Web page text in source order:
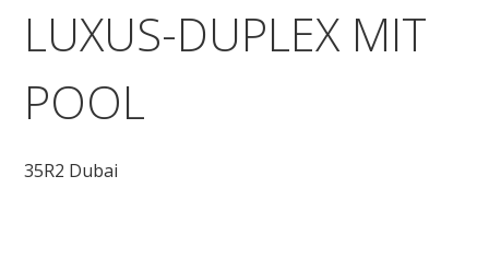
LUXUS-DUPLEX MIT
POOL
35R2 Dubai